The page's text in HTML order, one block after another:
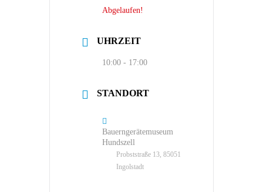
Abgelaufen!
UHRZEIT
10:00 - 17:00
STANDORT
Bauerngerätemuseum
Hundszell
Probststraße 13, 85051
Ingolstadt